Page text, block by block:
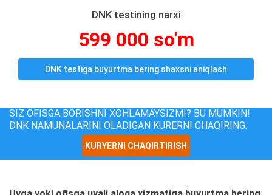
DNK testining narxi
599 000 so'm
DNK testiga buyurtma bering shaxsni aniqlash
SIZ OFISGA BORISHNI XOHLAMAYSIZMI? BU MUMKIN!
DNK NAMUNALARINI OLADIGAN KURERNI CHAQIRING.
KURYERNI CHAQIRTIRISH